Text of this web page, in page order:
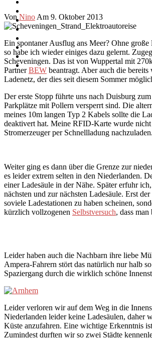
Von Nino Am 9. Oktober 2013
Ein spontaner Ausflug ans Meer? Ohne
so habe ich wieder einiges dazu gelernt.
Scheveningen. Das ist von Wuppertal mit
PartnerBEW beantragt. Aber auch die bereits
Ladenetz, der dies seit diesem Sommer
Der erste Stopp führte uns nach Duisburg
Parkplätze mit Pollern versperrt sind. Die
meines 10m langen Typ 2 Kabels sollte die
deaktivert hat. Meine RFID-Karte wurde
Stromerzeuger per Schnellladung nachzuladen.
Weiter ging es dann über die Grenze zur
es leider extrem selten in den Niederlanden.
einer Ladesäule in der Nähe. Später erfuhr
nächsten und zur nächsten Ladesäule. Erst
soviele Ladestationen zu haben scheinen,
kürzlich vollzogenen Selbstversuch, dass
Leider haben auch die Nachbarn ihre liebe
Ampera-Fahrern stört das natürlich nur halb
Spaziergang durch die wirklich schöne
Leider verloren wir auf dem Weg in die
Niederlanden leider keine Ladesäulen, daher
Küste anzufahren. Eine wichtige Erkenntnis
Zumindest durften wir so zwei Städte